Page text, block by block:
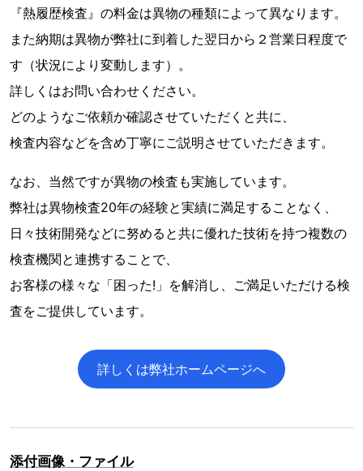
『熱履歴検査』の料金は異物の種類によって異なります。
また納期は異物が弊社に到着した翌日から２営業日程度で
す（状況により変動します）。
詳しくはお問い合わせください。
どのようなご依頼か確認させていただくと共に、
検査内容などを含め丁寧にご説明させていただきます。
なお、当然ですが異物の検査も実施しています。
弊社は異物検査20年の経験と実績に満足することなく、
日々技術開発などに努めると共に優れた技術を持つ複数の
検査機関と連携することで、
お客様の様々な「困った!」を解消し、ご満足いただける検
査をご提供しています。
詳しくは弊社ホームページへ
添付画像・ファイル